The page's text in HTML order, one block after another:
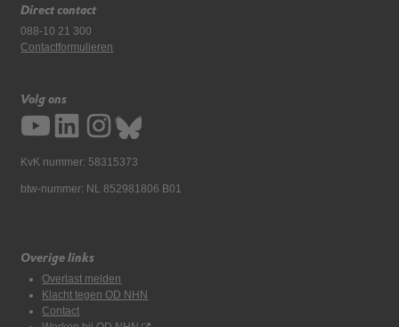
Direct contact
088-10 21 300
Contactformulieren
Volg ons
KvK nummer: 58315373
btw-nummer: NL 852981806 B01
Overige links
Overlast melden
Klacht tegen OD NHN
Contact